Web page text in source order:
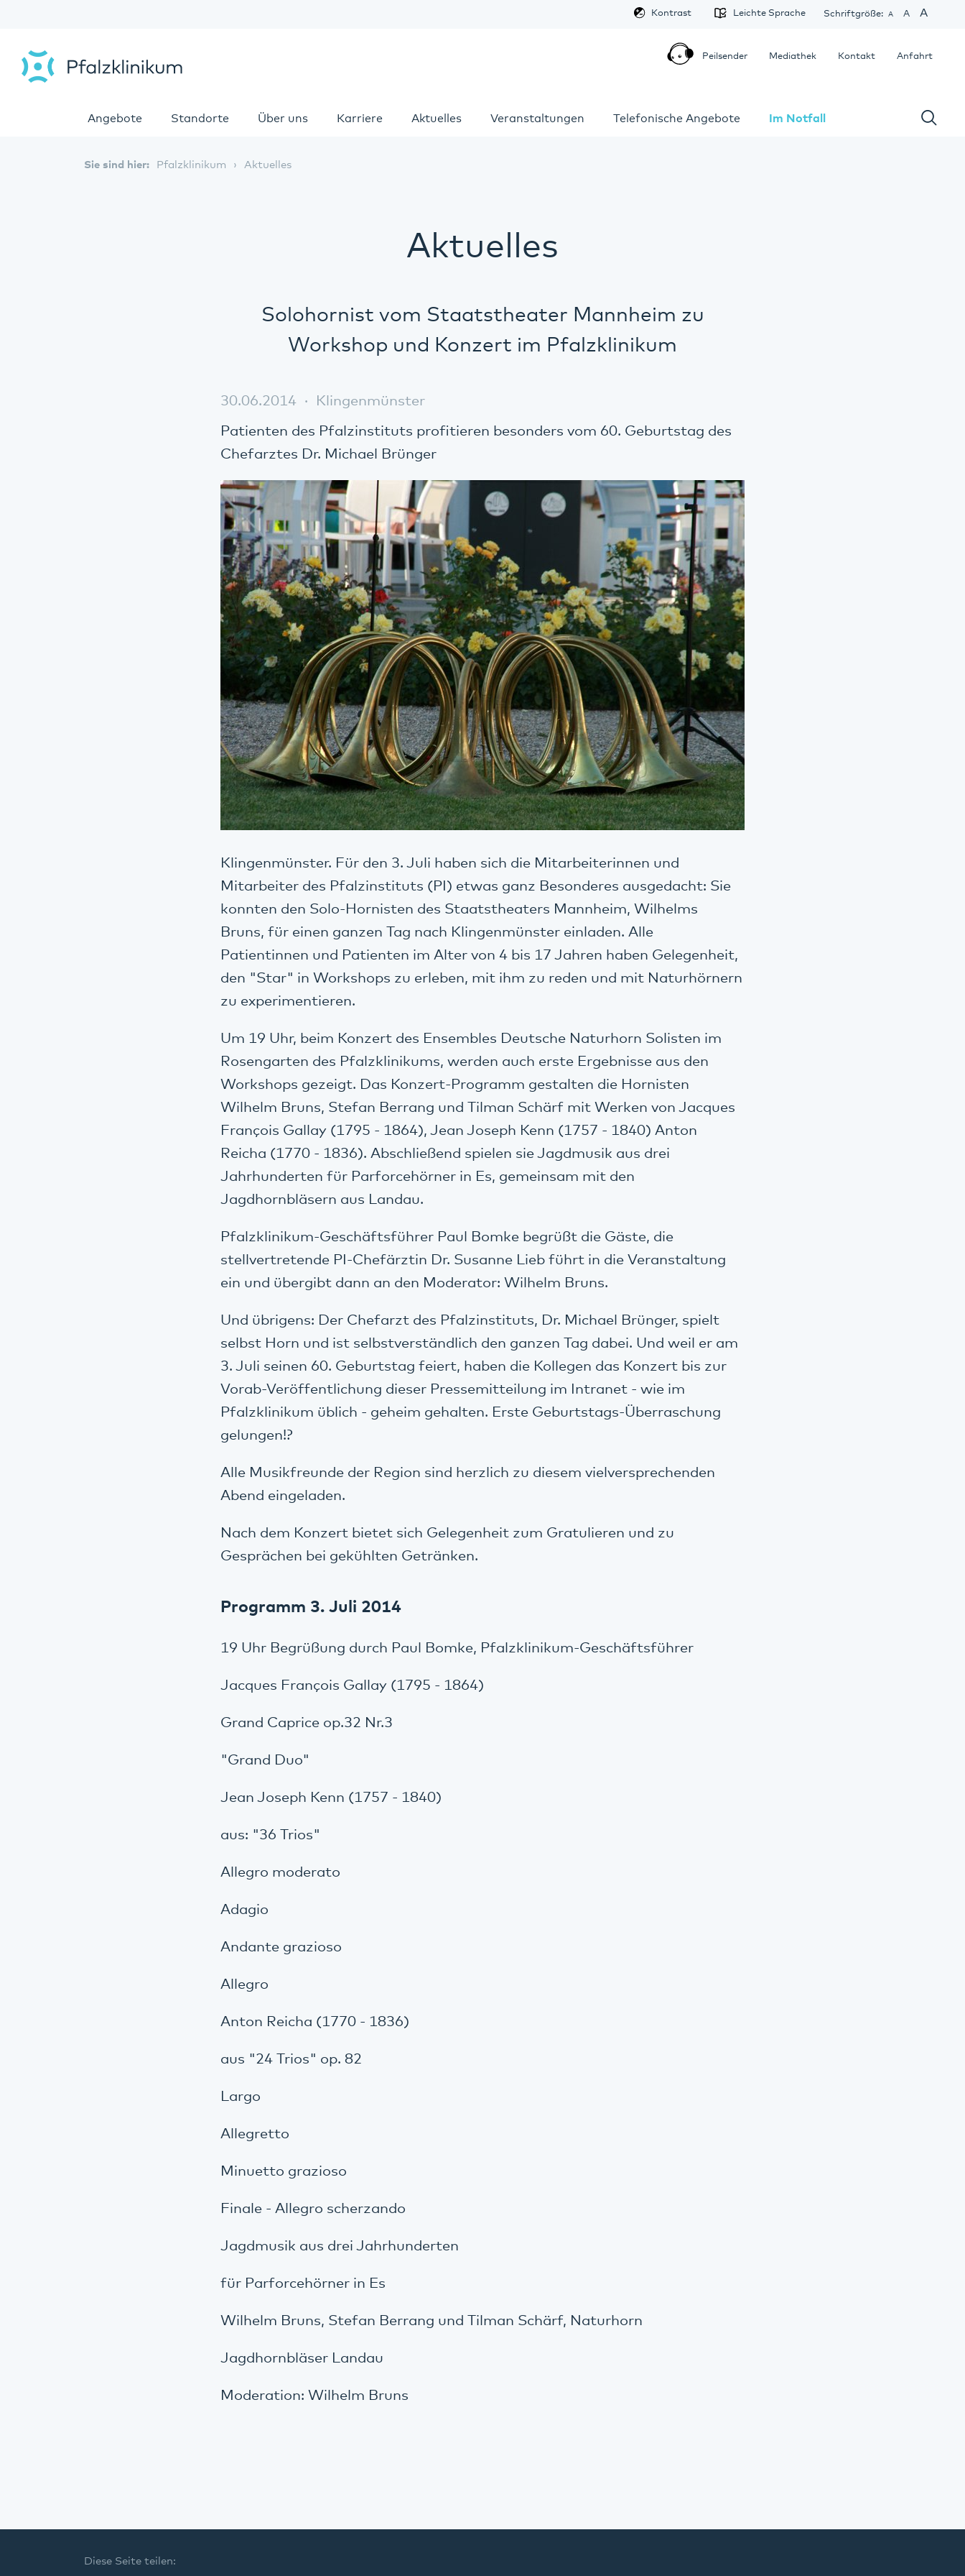
Angebote Standorte Über uns Karriere Aktuelles Veranstaltungen Telefonische Angebote Im Notfall
Schriftgröße: A A A
Leichte Sprache
Kontrast
Anfahrt
Kontakt
Mediathek
Peilsender
Sie sind hier: Pfalzklinikum Aktuelles
Aktuelles
Solohornist vom Staatstheater Mannheim zu
Workshop und Konzert im Pfalzklinikum
30.06.2014 Klingenmünster
Patienten des Pfalzinstituts profitieren besonders vom 60. Geburtstag des
Chefarztes Dr. Michael Brünger
Klingenmünster. Für den 3. Juli haben sich die Mitarbeiterinnen und
Mitarbeiter des Pfalzinstituts (PI) etwas ganz Besonderes ausgedacht: Sie
konnten den Solo-Hornisten des Staatstheaters Mannheim, Wilhelms
Bruns, für einen ganzen Tag nach Klingenmünster einladen. Alle
Patientinnen und Patienten im Alter von 4 bis 17 Jahren haben Gelegenheit,
den "Star" in Workshops zu erleben, mit ihm zu reden und mit Naturhörnern
zu experimentieren.
Um 19 Uhr, beim Konzert des Ensembles Deutsche Naturhorn Solisten im
Rosengarten des Pfalzklinikums, werden auch erste Ergebnisse aus den
Workshops gezeigt. Das Konzert-Programm gestalten die Hornisten
Wilhelm Bruns, Stefan Berrang und Tilman Schärf mit Werken von Jacques
François Gallay (1795 - 1864), Jean Joseph Kenn (1757 - 1840) Anton
Reicha (1770 - 1836). Abschließend spielen sie Jagdmusik aus drei
Jahrhunderten für Parforcehörner in Es, gemeinsam mit den
Jagdhornbläsern aus Landau.
Pfalzklinikum-Geschäftsführer Paul Bomke begrüßt die Gäste, die
stellvertretende PI-Chefärztin Dr. Susanne Lieb führt in die Veranstaltung
ein und übergibt dann an den Moderator: Wilhelm Bruns.
Und übrigens: Der Chefarzt des Pfalzinstituts, Dr. Michael Brünger, spielt
selbst Horn und ist selbstverständlich den ganzen Tag dabei. Und weil er am
3. Juli seinen 60. Geburtstag feiert, haben die Kollegen das Konzert bis zur
Vorab-Veröffentlichung dieser Pressemitteilung im Intranet - wie im
Pfalzklinikum üblich - geheim gehalten. Erste Geburtstags-Überraschung
gelungen!?
Alle Musikfreunde der Region sind herzlich zu diesem vielversprechenden
Abend eingeladen.
Nach dem Konzert bietet sich Gelegenheit zum Gratulieren und zu
Gesprächen bei gekühlten Getränken.
Programm 3. Juli 2014
19 Uhr Begrüßung durch Paul Bomke, Pfalzklinikum-Geschäftsführer
Jacques François Gallay (1795 - 1864)
Grand Caprice op.32 Nr.3
"Grand Duo"
Jean Joseph Kenn (1757 - 1840)
aus: "36 Trios"
Allegro moderato
Adagio
Andante grazioso
Allegro
Anton Reicha (1770 - 1836)
aus "24 Trios" op. 82
Largo
Allegretto
Minuetto grazioso
Finale - Allegro scherzando
Jagdmusik aus drei Jahrhunderten
für Parforcehörner in Es
Wilhelm Bruns, Stefan Berrang und Tilman Schärf, Naturhorn
Jagdhornbläser Landau
Moderation: Wilhelm Bruns
Diese Seite teilen: